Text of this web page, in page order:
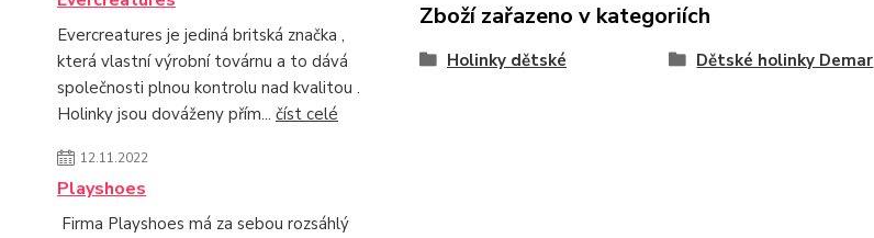
Evercreatures je jediná britská značka ,
která vlastní výrobní továrnu a to dává
společnosti plnou kontrolu nad kvalitou .
Holinky jsou dováženy přím... číst celé
12.11.2022
Playshoes
Firma Playshoes má za sebou rozsáhlý
Zboží zařazeno v kategoriích
Holinky dětské Dětské holinky Demar